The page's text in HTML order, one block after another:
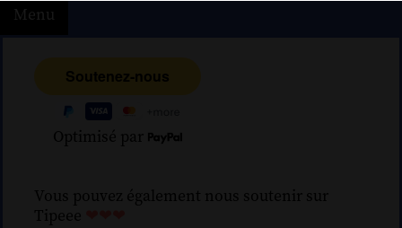
Menu
Optimisé par
Vous pouvez également nous soutenir sur
Tipeee